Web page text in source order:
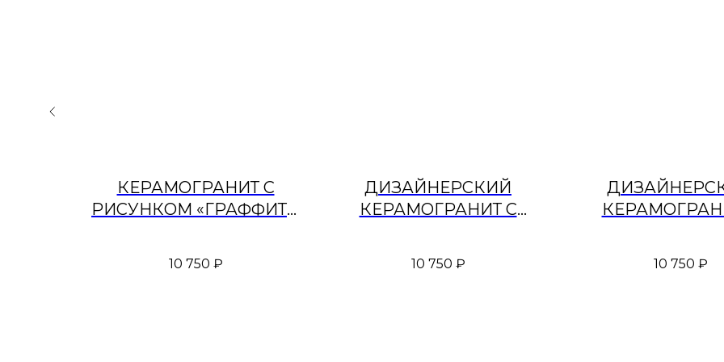
КЕРАМОГРАНИТ С
РИСУНКОМ «ГРАФФИТИ
10 750 ₽
ДИЗАЙНЕРСКИЙ
КЕРАМОГРАНИТ С
10 750 ₽
СЛОНОВАЯ
10 750 ₽